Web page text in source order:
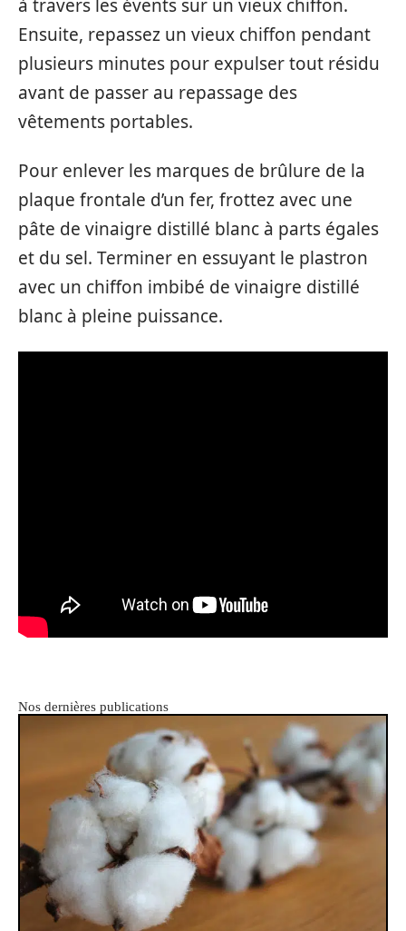
à travers les évents sur un vieux chiffon.
Ensuite, repassez un vieux chiffon pendant
plusieurs minutes pour expulser tout résidu
avant de passer au repassage des
vêtements portables.
Pour enlever les marques de brûlure de la
plaque frontale d’un fer, frottez avec une
pâte de vinaigre distillé blanc à parts égales
et du sel. Terminer en essuyant le plastron
avec un chiffon imbibé de vinaigre distillé
blanc à pleine puissance.
Nos dernières publications